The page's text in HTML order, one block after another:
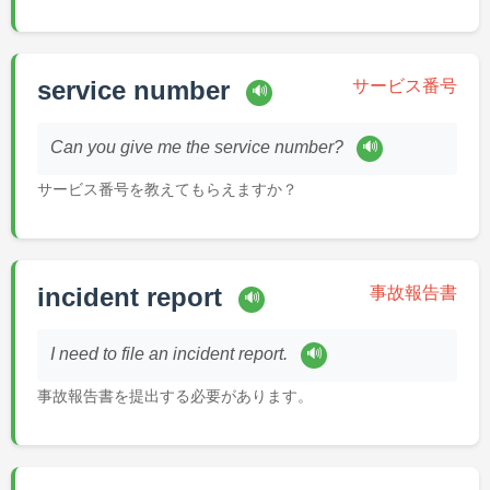
service number 🔊 サービス番号
Can you give me the service number? 🔊
サービス番号を教えてもらえますか？
incident report 🔊 事故報告書
I need to file an incident report. 🔊
事故報告書を提出する必要があります。